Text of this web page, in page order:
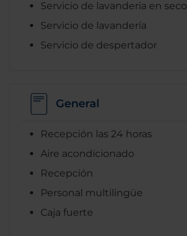
Servicio de lavanderia en seco
Servicio de lavandería
Servicio de despertador
General
Recepción las 24 horas
Aire acondicionado
Recepción
Personal multilingüe
Caja fuerte